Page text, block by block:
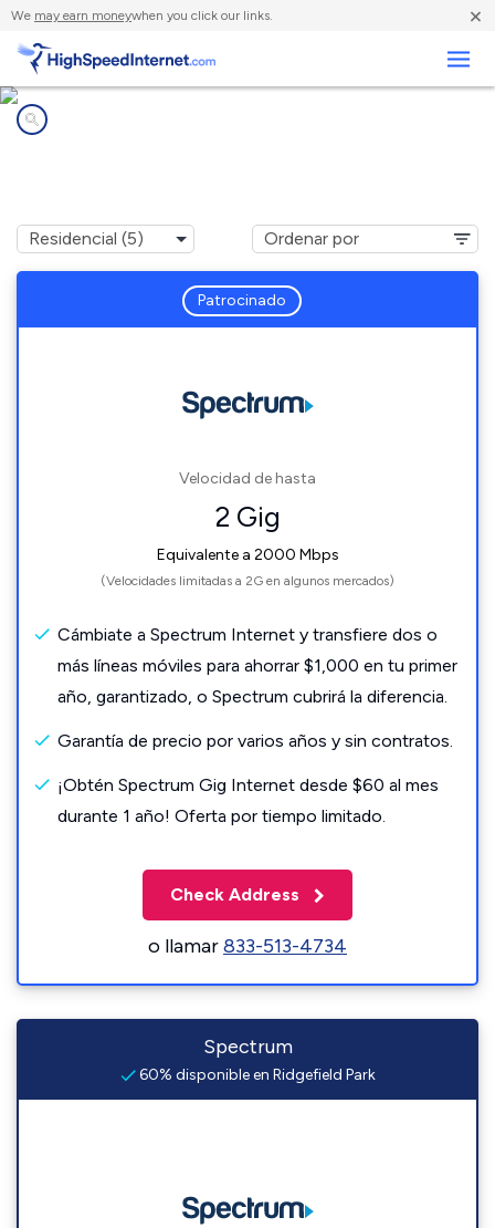
We may earn moneywhen you click our links. ×
Patrocinado
Velocidad de hasta
2 Gig
Equivalente a 2000 Mbps
(Velocidades limitadas a 2G en algunos mercados)
Cámbiate a Spectrum Internet y transfiere dos o
más líneas móviles para ahorrar $1,000 en tu primer
año, garantizado, o Spectrum cubrirá la diferencia.
Garantía de precio por varios años y sin contratos.
¡Obtén Spectrum Gig Internet desde $60 al mes
durante 1 año! Oferta por tiempo limitado.
Check Address
o llamar833-513-4734
Spectrum
60% disponible en Ridgefield Park